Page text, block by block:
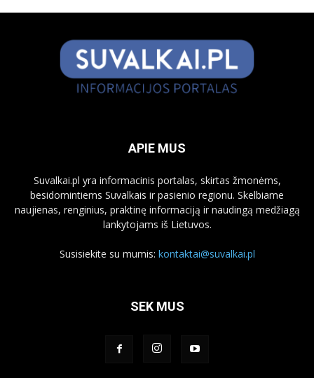
APIE MUS
Suvalkai.pl yra informacinis portalas, skirtas žmonėms,
besidomintiems Suvalkais ir pasienio regionu. Skelbiame
naujienas, renginius, praktinę informaciją ir naudingą medžiagą
lankytojams iš Lietuvos.
Susisiekite su mumis: kontaktai@suvalkai.pl
SEK MUS